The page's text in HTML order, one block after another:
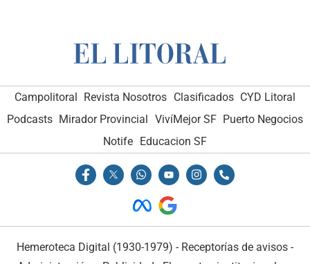
Campolitoral Revista Nosotros Clasificados CYD Litoral
Podcasts Mirador Provincial VivíMejor SF Puerto Negocios
Notife Educacion SF
Hemeroteca Digital (1930-1979) - Receptorías de avisos -